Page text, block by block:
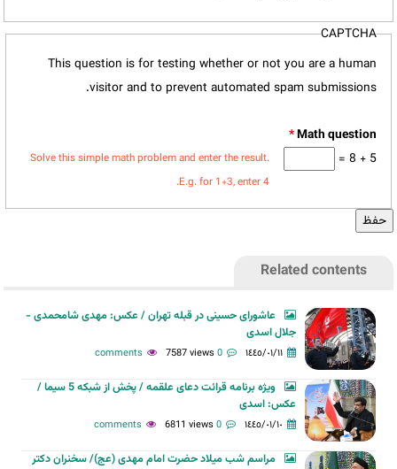
CAPTCHA
This question is for testing whether or not you are a human
visitor and to prevent automated spam submissions.
*
5 + 8 =
Solve this simple math problem and enter the result.
E.g. for 1+3, enter 4.
Related contents
عاشورای حسینی در قبله تهران / عکس: مهدی شامحمدی -
جلال اسدی
١٤٤٥/٠١/١١ 0 comments
7587 views
ویژه برنامه قرائت دعای علقمه / پخش از شبکه 5 سیما /
عکس: اسدی
١٤٤٥/٠١/١٠ 0 comments
6811 views
مراسم شب میلاد حضرت امام مهدی (عج)/ سخنران دکتر